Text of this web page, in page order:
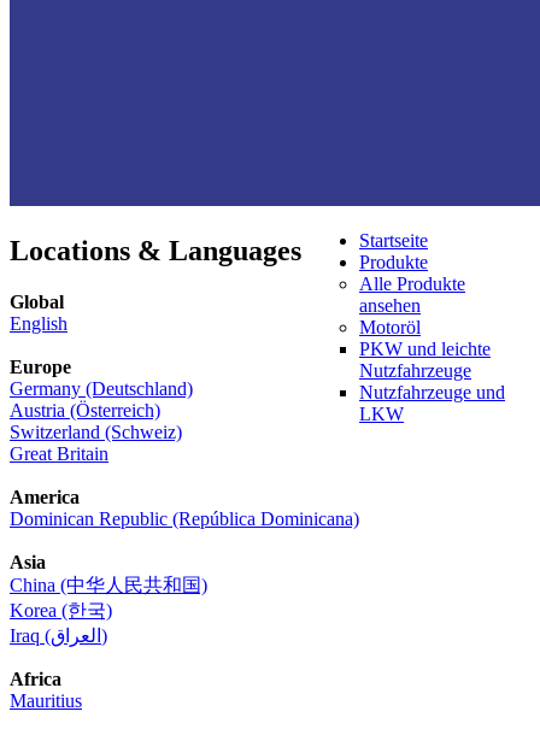
Locations & Languages
Global
English
Europe
Germany (Deutschland)
Austria (Österreich)
Switzerland (Schweiz)
Great Britain
America
Dominican Republic (República Dominicana)
Asia
China (中华人民共和国)
Korea (한국)
Iraq (العراق)
Africa
Mauritius
Startseite
Produkte
Alle Produkte
ansehen
Motoröl
PKW und leichte
Nutzfahrzeuge
Nutzfahrzeuge und
LKW